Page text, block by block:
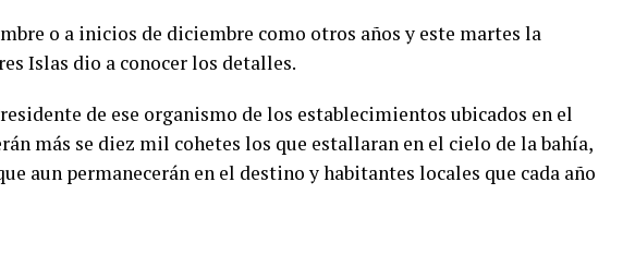
o a inicios de diciembre como otros años y este martes la
Islas dio a conocer los detalles.
de ese organismo de los establecimientos ubicados en el
más se diez mil cohetes los que estallaran en el cielo de la bahía,
aun permanecerán en el destino y habitantes locales que cada año